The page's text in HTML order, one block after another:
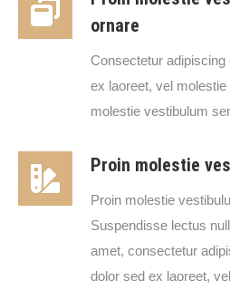
ornare
Consectetur
ex laoreet, vel
molestie vestibulum
Proin molestie
Proin molestie
Suspendisse lectus
amet, consectetur
dolor sed ex laoreet,